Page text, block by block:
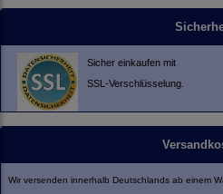
Sicher einkaufen mit
SSL-Verschlüsselung.
Wir versenden innerhalb Deutschlands ab einem